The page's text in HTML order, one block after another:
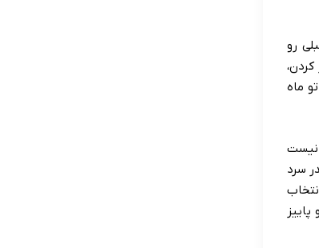
رو
ماه
نیست
سرد